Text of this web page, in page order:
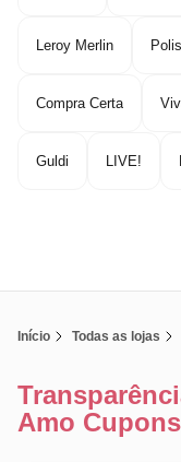
Leroy Merlin
Compra Certa
Guldi LIVE!
Início Todas as lojas
Amo Cupons